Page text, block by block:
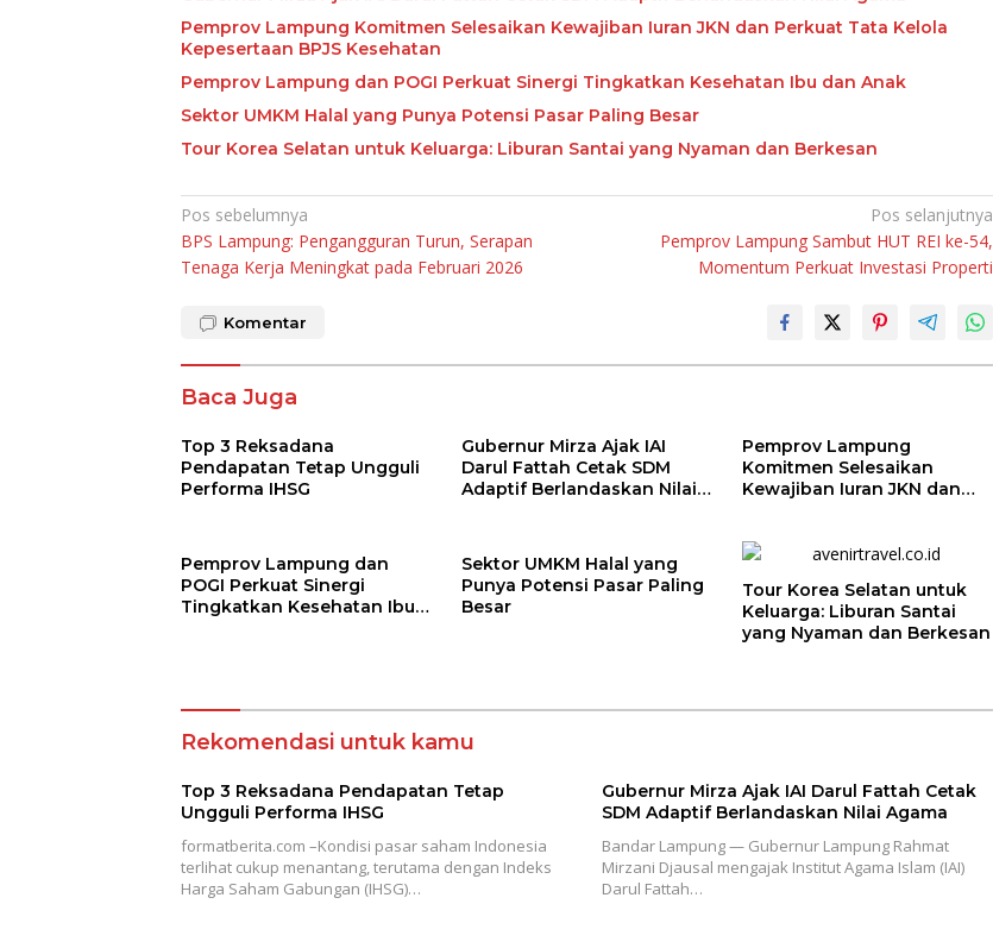
Pemprov Lampung Komitmen Selesaikan Kewajiban Iuran JKN dan Perkuat Tata Kelola
Kepesertaan BPJS Kesehatan
Pemprov Lampung dan POGI Perkuat Sinergi Tingkatkan Kesehatan Ibu dan Anak
Sektor UMKM Halal yang Punya Potensi Pasar Paling Besar
Tour Korea Selatan untuk Keluarga: Liburan Santai yang Nyaman dan Berkesan
Navigasi
pos
Pos sebelumnya
BPS Lampung: Pengangguran Turun, Serapan
Tenaga Kerja Meningkat pada Februari 2026
Pos selanjutnya
Pemprov Lampung Sambut HUT REI ke-54,
Momentum Perkuat Investasi Properti
Komentar
Baca Juga
Top 3 Reksadana
Pendapatan Tetap Ungguli
Performa IHSG
Gubernur Mirza Ajak IAI
Darul Fattah Cetak SDM
Adaptif Berlandaskan Nilai
Pemprov Lampung
Komitmen Selesaikan
Kewajiban Iuran JKN dan
Kesehatan
Pemprov Lampung dan
POGI Perkuat Sinergi
Tingkatkan Kesehatan Ibu
Sektor UMKM Halal yang
Punya Potensi Pasar Paling
Besar
Tour Korea Selatan untuk
Keluarga: Liburan Santai
yang Nyaman dan Berkesan
Rekomendasi untuk kamu
Top 3 Reksadana Pendapatan Tetap
Ungguli Performa IHSG
formatberita.com –Kondisi pasar saham Indonesia
terlihat cukup menantang, terutama dengan Indeks
Harga Saham Gabungan (IHSG)…
Gubernur Mirza Ajak IAI Darul Fattah Cetak
SDM Adaptif Berlandaskan Nilai Agama
Bandar Lampung — Gubernur Lampung Rahmat
Mirzani Djausal mengajak Institut Agama Islam (IAI)
Darul Fattah…